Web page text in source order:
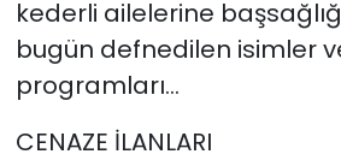
kederli ailelerine
bugün defnedilen isimler
programları…
CENAZE İLANLARI